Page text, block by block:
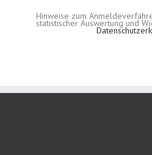
Hinweise zum
statistischer Auswertung und